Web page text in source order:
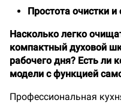
Простота очистки
Насколько легко
компактный духовой
рабочего дня? Есть ли
модели с функцией
Профессиональная